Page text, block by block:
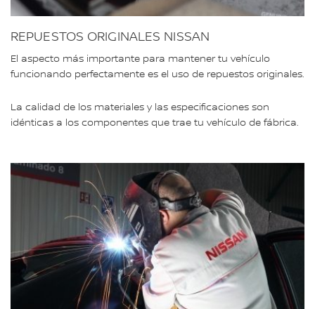
REPUESTOS ORIGINALES NISSAN
El aspecto más importante para mantener tu vehículo
funcionando perfectamente es el uso de repuestos originales.
La calidad de los materiales y las especificaciones son
idénticas a los componentes que trae tu vehículo de fábrica.